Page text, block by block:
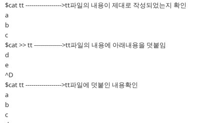
$cat tt ------------------>tt파일의 내용이 제대로 작성되었는지 확인
a
b
c
$cat >> tt -------------->tt파일의 내용에 아래내용을 덧붙임
d
e
^D
$cat tt ------------------>tt파일에 덧붙인 내용확인
a
b
c